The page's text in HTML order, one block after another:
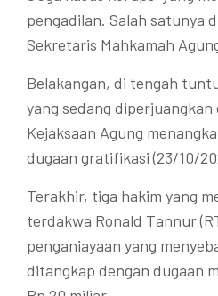
pengadilan. Salah satunya
Sekretaris Mahkamah
Belakangan, di tengah
yang sedang diperjuangkan
Kejaksaan Agung
dugaan gratifikasi (23/10/
Terakhir, tiga hakim yang
terdakwa Ronald Tannur
penganiayaan yang
ditangkap dengan dugaan